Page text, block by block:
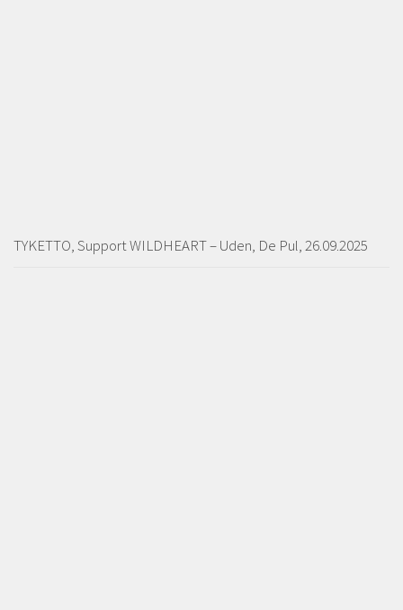
TYKETTO, Support WILDHEART – Uden, De Pul, 26.09.2025